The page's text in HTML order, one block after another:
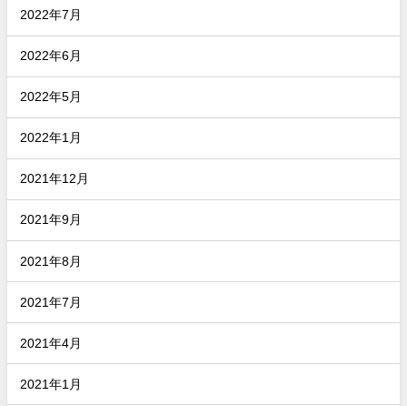
2022年7月
2022年6月
2022年5月
2022年1月
2021年12月
2021年9月
2021年8月
2021年7月
2021年4月
2021年1月